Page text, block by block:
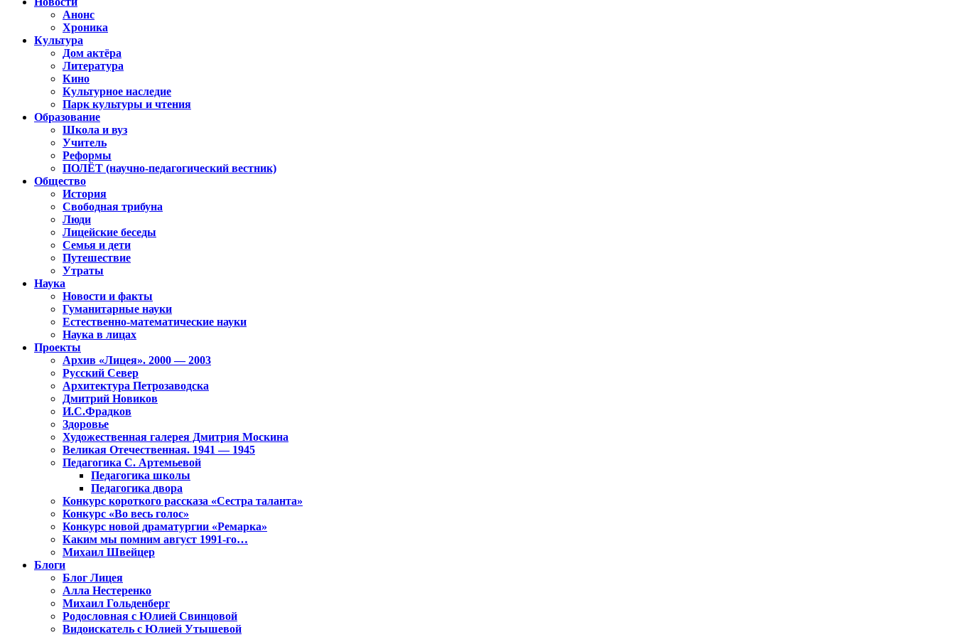
Анонс
Хроника
Культура
Дом актёра
Литература
Кино
Культурное наследие
Парк культуры и чтения
Образование
Школа и вуз
Учитель
Реформы
ПОЛЁТ (научно-педагогический вестник)
Общество
История
Свободная трибуна
Люди
Лицейские беседы
Семья и дети
Путешествие
Утраты
Наука
Новости и факты
Гуманитарные науки
Естественно-математические науки
Наука в лицах
Проекты
Архив «Лицея». 2000 — 2003
Русский Север
Архитектура Петрозаводска
Дмитрий Новиков
И.С.Фрадков
Здоровье
Художественная галерея Дмитрия Москина
Великая Отечественная. 1941 — 1945
Педагогика С. Артемьевой
Педагогика школы
Педагогика двора
Конкурс короткого рассказа «Сестра таланта»
Конкурс «Во весь голос»
Конкурс новой драматургии «Ремарка»
Каким мы помним август 1991-го…
Михаил Швейцер
Блоги
Блог Лицея
Алла Нестеренко
Михаил Гольденберг
Родословная с Юлией Свинцовой
Видоискатель с Юлией Утышевой